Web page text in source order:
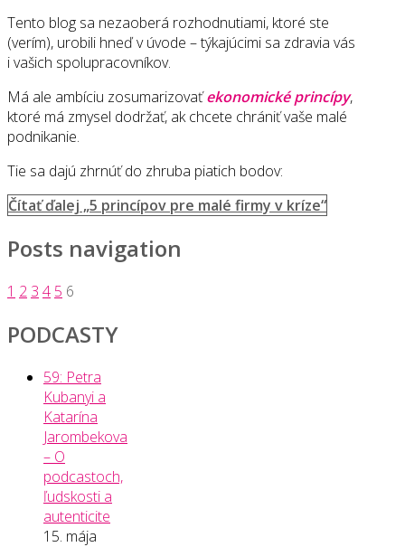
Tento blog sa nezaoberá rozhodnutiami, ktoré ste
(verím), urobili hneď v úvode – týkajúcimi sa zdravia vás
i vašich spolupracovníkov.
Má ale ambíciu zosumarizovaťekonomické princípy,
ktoré má zmysel dodržať, ak chcete chrániť vaše malé
podnikanie.
Tie sa dajú zhrnúť do zhruba piatich bodov:
Čítať ďalej „5 princípov pre malé firmy v kríze“
Posts navigation
1 2 3 4 5 6
PODCASTY
59: Petra
Kubanyi a
Katarína
Jarombekova
– O
podcastoch,
ľudskosti a
autenticite
15. mája